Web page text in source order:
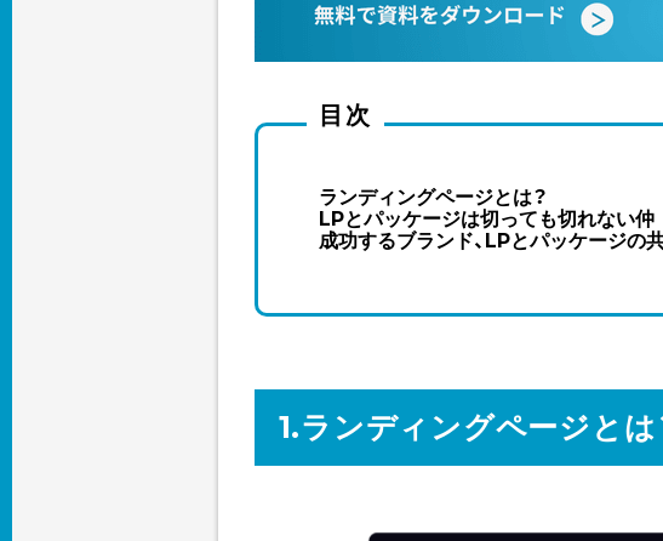
目次
ランディングページとは？
LPとパッケージは切っても切れない仲
成功するブランド、LPとパッケージの
1.ランディングページとは